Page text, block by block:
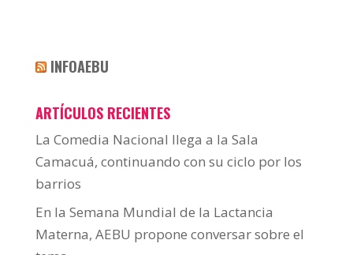
INFOAEBU
ARTÍCULOS RECIENTES
La Comedia Nacional llega a la Sala
Camacuá, continuando con su ciclo por los
barrios
En la Semana Mundial de la Lactancia
Materna, AEBU propone conversar sobre el